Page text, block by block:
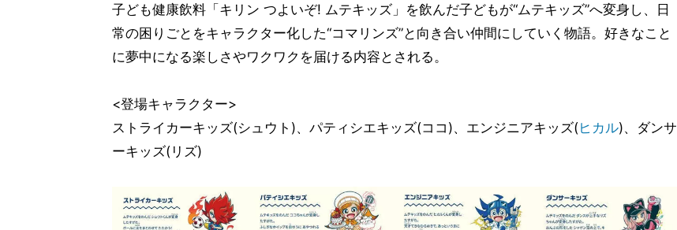
子ども健康飲料「キリン つよいぞ! ムテキッズ」を飲んだ子どもが“ムテキッズ”へ変身し、日
常の困りごとをキャラクター化した“コマリンズ”と向き合い仲間にしていく物語。好きなこと
に夢中になる楽しさやワクワクを届ける内容とされる。
<登場キャラクター>
ストライカーキッズ(シュウト)、パティシエキッズ(ココ)、エンジニアキッズ(ヒカル)、ダンサ
ーキッズ(リズ)